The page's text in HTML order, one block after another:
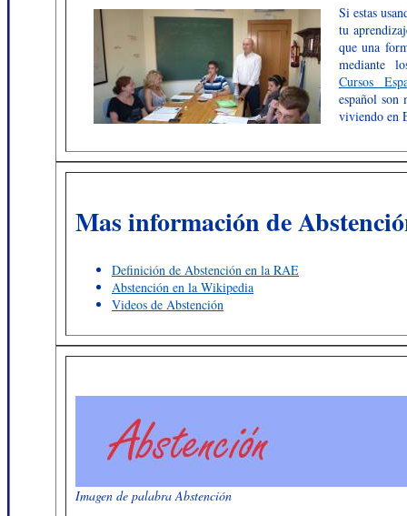
Si estas
tu
que una
mediante
Cursos
español son
viviendo en
Mas información de
Definición de Abstención en la RAE
Abstención en la Wikipedia
Videos de Abstención
Imagen de palabra Abstención